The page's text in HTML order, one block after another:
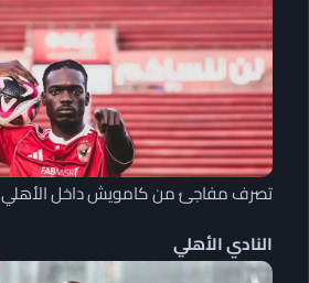
تصرف مفاجئ من كامويش داخل
النادي الأهلي